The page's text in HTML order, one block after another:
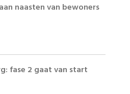
naasten van bewoners
fase 2 gaat van start